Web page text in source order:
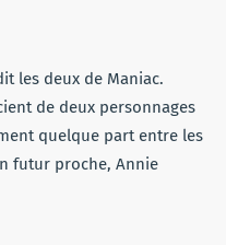
les deux de Maniac.
de deux personnages
quelque part entre les
futur proche, Annie